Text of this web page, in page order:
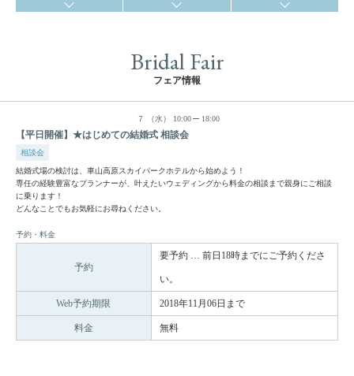
Bridal Fair
フェア情報
７ （水） 10:00 18:00
【平日開催】★はじめての結婚式 相談会
相談会
結婚式場の検討は、車山高原スカイパークホテルから始めよう！
専任の経験豊富なプランナーが、叶えたいウェディングから料金の相談まで親身にご相談
に乗ります！
どんなことでもお気軽にお尋ねください。
予約・料金
予約
要予約 … 前日18時までにご予約くださ
い。
Web予約期限 2018年11月06日まで
料金 無料